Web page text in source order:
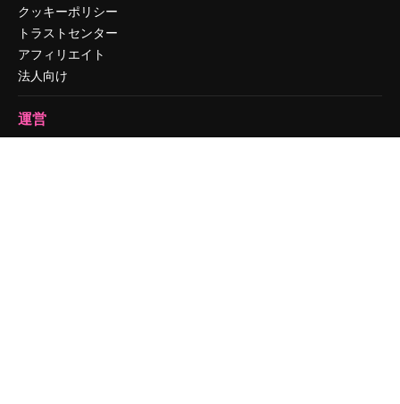
クッキーポリシー
トラストセンター
アフィリエイト
法人向け
運営